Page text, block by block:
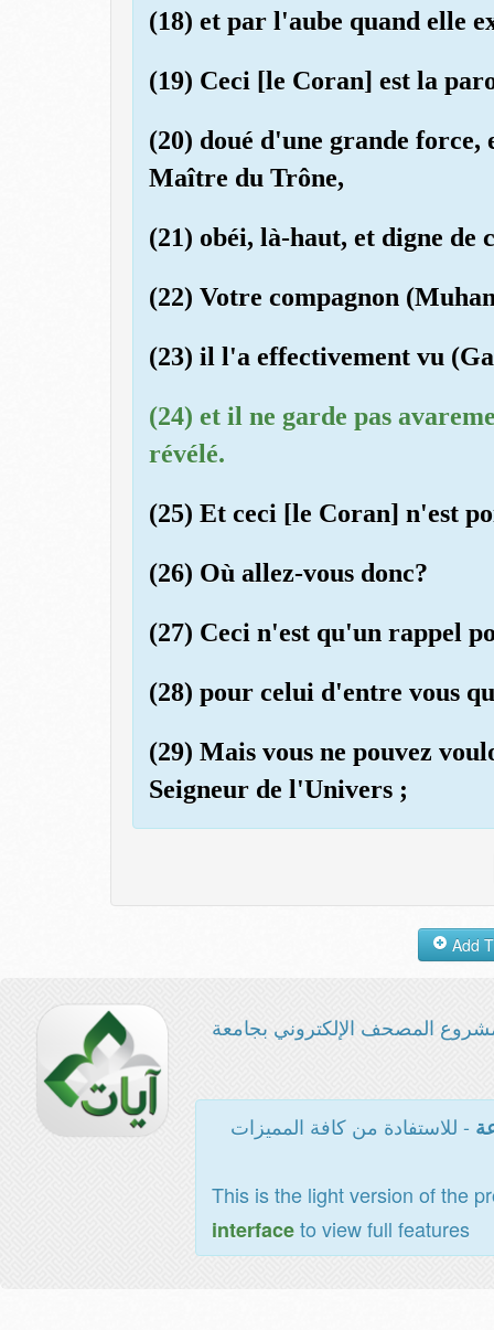
(18) et par l'aube quand elle
(19) Ceci [le Coran] est la
(20) doué d'une grande force,
Maître du Trône,
(21) obéi, là-haut, et digne de
(22) Votre compagnon
(23) il l'a effectivement vu
(24) et il ne garde pas
révélé.
(25) Et ceci [le Coran] n'est
(26) Où allez-vous donc?
(27) Ceci n'est qu'un rappel
(28) pour celui d'entre vous
(29) Mais vous ne pouvez
Seigneur de l'Univers ;
المصحف الإلكتروني بجامعة
- للاستفادة من كافة المميزات
This is the light version of the
interfaceto view full features